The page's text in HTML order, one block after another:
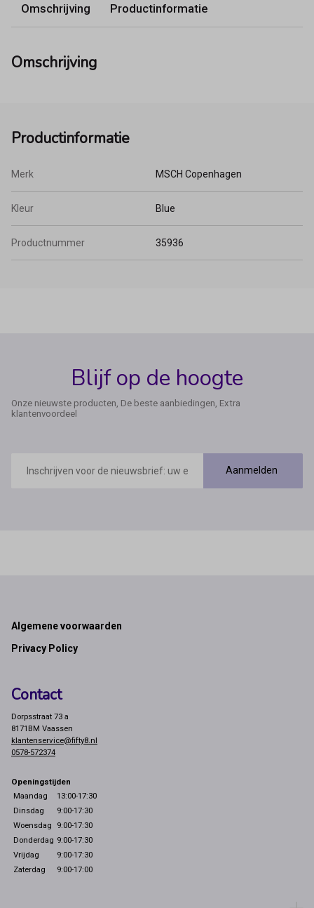
Omschrijving Productinformatie
Omschrijving
Productinformatie
Merk MSCH Copenhagen
Kleur Blue
Productnummer 35936
Blijf op de hoogte
Onze nieuwste producten, De beste aanbiedingen, Extra
klantenvoordeel
mailadres
Aanmelden
Footer
Algemene voorwaarden
Privacy Policy
Contact
Dorpsstraat 73 a
8171BM Vaassen
klantenservice@fifty8.nl
0578-572374
Openingstijden
Maandag
13:00-17:30
Dinsdag
9:00-17:30
Woensdag
9:00-17:30
Donderdag 9:00-17:30
Vrijdag
9:00-17:30
Zaterdag
9:00-17:00